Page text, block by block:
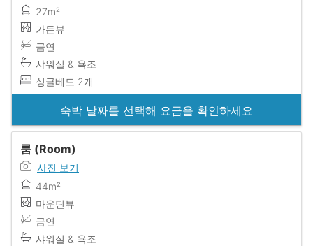
27m²
가든뷰
금연
샤워실 & 욕조
싱글베드 2개
숙박 날짜를 선택해 요금을 확인하세요
룸 (Room)
사진 보기
44m²
마운틴뷰
금연
샤워실 & 욕조